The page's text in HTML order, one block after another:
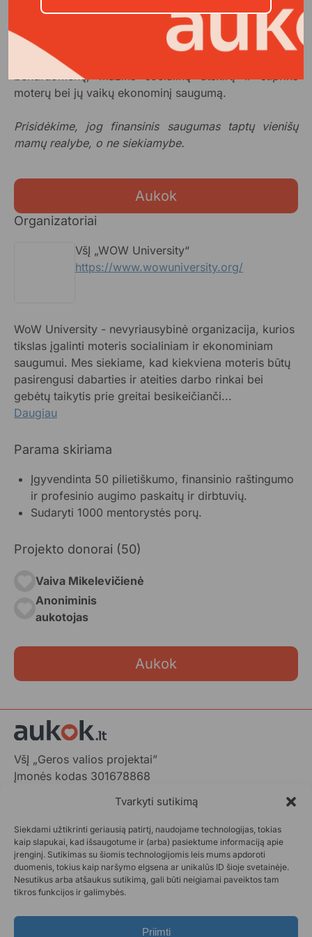
Tvarkyti sutikimą
Siekdami užtikrinti geriausią patirtį, naudojame technologijas, tokias
kaip slapukai, kad išsaugotume ir (arba) pasiektume informaciją apie
įrenginį. Sutikimas su šiomis technologijomis leis mums apdoroti
duomenis, tokius kaip naršymo elgsena ar unikalūs ID šioje svetainėje.
Nesutikus arba atšaukus sutikimą, gali būti neigiamai paveiktos tam
tikros funkcijos ir galimybės.
Priimti
bendradarbiaujant su KTU, tikimasi, jog
ne mažiau
dalyvių pagerins finansinio raštingumo ir
įsidarbinimo rodiklius bei taps emociškai atsparesnės.
Mentorystės tinklas kurs tvarią palaikymo
bendruomenę, mažins socialinę atskirtį ir stiprins
moterų bei jų vaikų ekonominį saugumą.
Prisidėkime, jog finansinis saugumas taptų vienišų
mamų realybe, o ne siekiamybe.
Aukok
Organizatoriai
VšĮ „WOW University“
https://www.wowuniversity.org/
WoW University - nevyriausybinė organizacija, kurios
tikslas įgalinti moteris socialiniam ir ekonominiam
saugumui. Mes siekiame, kad kiekviena moteris būtų
pasirengusi dabarties ir ateities darbo rinkai bei
gebėtų taikytis prie greitai besikeičianči...
Daugiau
Parama skiriama
Įgyvendinta 50 pilietiškumo, finansinio raštingumo
ir profesinio augimo paskaitų ir dirbtuvių.
Sudaryti 1000 mentorystės porų.
Projekto donorai (50)
Vaiva Mikelevičienė
Anoniminis
aukotojas
Aukok
VšĮ „Geros valios projektai”
Įmonės kodas 301678868
LT-01103 Vilnius, Lietuva
+370 602 31001,info@aukok.lt
+370 698 24305 (verslo partnerystėms)
Kontaktai
Aukok.lt taisyklės